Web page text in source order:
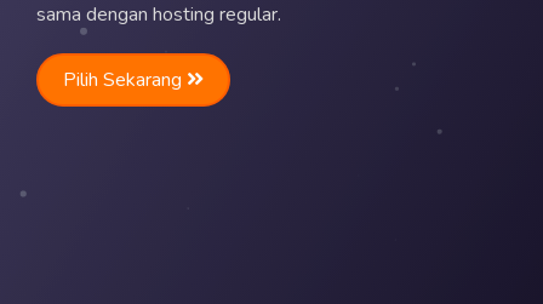
sama dengan hosting regular.
Pilih Sekarang